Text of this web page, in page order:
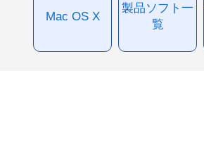
Mac OS X
製品ソフト一
覧